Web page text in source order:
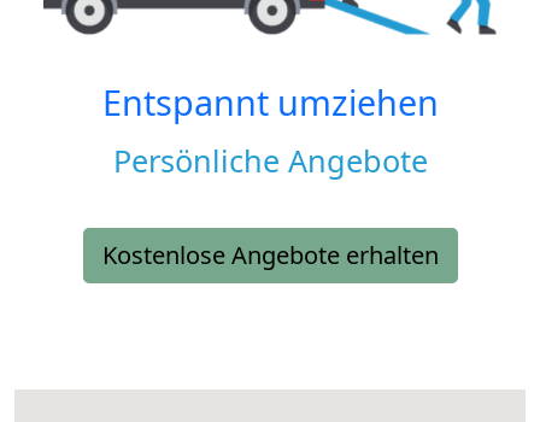
Entspannt umziehen
Persönliche Angebote
Kostenlose Angebote erhalten